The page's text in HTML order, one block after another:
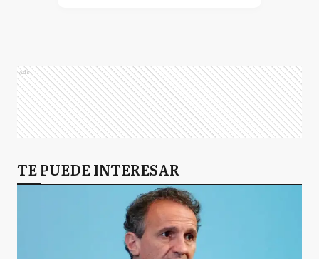
Ads
TE PUEDE INTERESAR